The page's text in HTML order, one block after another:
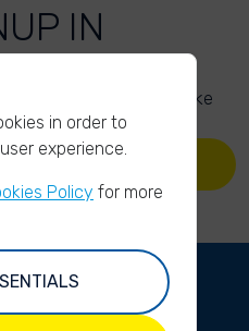
IN
and inspire others to take
PHOTOS
in order to
experience.
Policy for more